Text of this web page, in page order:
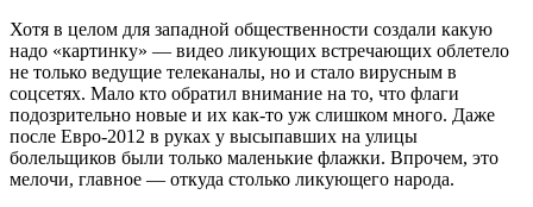
Хотя в целом для западной общественности создали какую
надо «картинку» — видео ликующих встречающих облетело
не только ведущие телеканалы, но и стало вирусным в
соцсетях. Мало кто обратил внимание на то, что флаги
подозрительно новые и их как-то уж слишком много. Даже
после Евро-2012 в руках у высыпавших на улицы
болельщиков были только маленькие флажки. Впрочем, это
мелочи, главное — откуда столько ликующего народа.